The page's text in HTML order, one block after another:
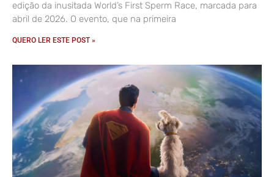
edição da inusitada World’s First Sperm Race, marcada para
abril de 2026. O evento, que na primeira
QUERO LER ESTE POST »